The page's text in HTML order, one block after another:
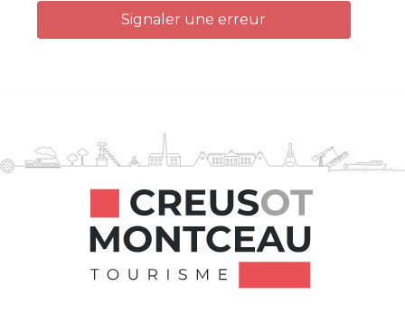
Signaler une erreur